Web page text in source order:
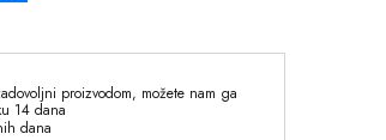
proizvodom, možete nam ga
14 dana
dana